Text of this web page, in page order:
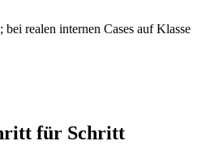
realen internen Cases auf Klasse
für Schritt